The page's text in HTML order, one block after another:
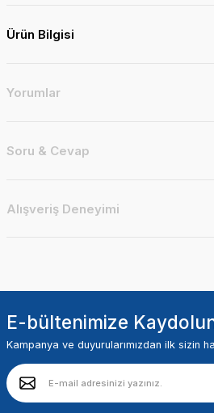
Ürün Bilgisi
Yorumlar
Soru & Cevap
Alışveriş Deneyimi
E-bültenimize
Kampanya ve duyurularımızdan ilk sizin